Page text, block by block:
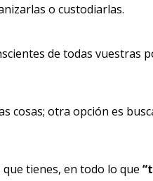
o custodiarlas.
de todas vuestras
cosas; otra opción es
que tienes, en todo lo que